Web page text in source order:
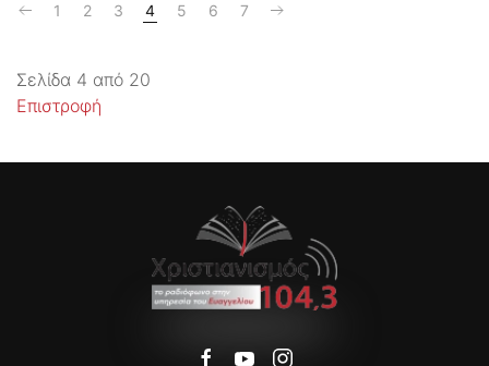
1 2 3 4 5 6 7
Σελίδα 4 από 20
Επιστροφή